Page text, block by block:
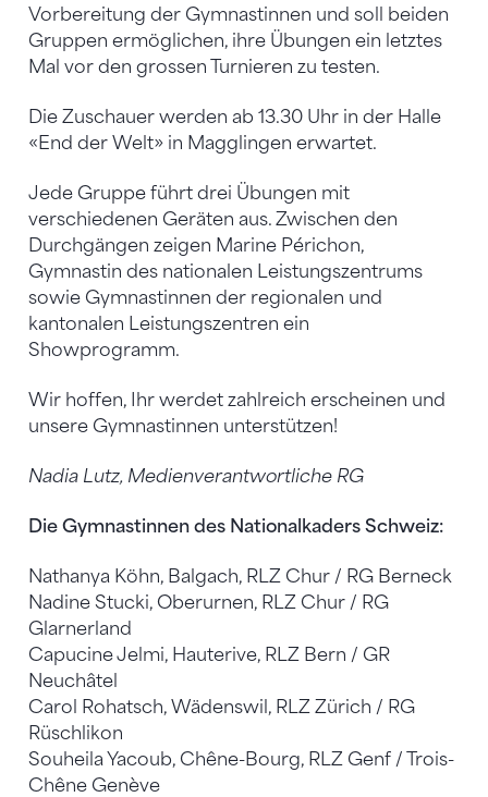
Vorbereitung der Gymnastinnen und soll beiden
Gruppen ermöglichen, ihre Übungen ein letztes
Mal vor den grossen Turnieren zu testen.
Die Zuschauer werden ab 13.30 Uhr in der Halle
«End der Welt» in Magglingen erwartet.
Jede Gruppe führt drei Übungen mit
verschiedenen Geräten aus. Zwischen den
Durchgängen zeigen Marine Périchon,
Gymnastin des nationalen Leistungszentrums
sowie Gymnastinnen der regionalen und
kantonalen Leistungszentren ein
Showprogramm.
Wir hoffen, Ihr werdet zahlreich erscheinen und
unsere Gymnastinnen unterstützen!
Nadia Lutz, Medienverantwortliche RG
Die Gymnastinnen des Nationalkaders Schweiz:
Nathanya Köhn, Balgach, RLZ Chur / RG Berneck
Nadine Stucki, Oberurnen, RLZ Chur / RG
Glarnerland
Capucine Jelmi, Hauterive, RLZ Bern / GR
Neuchâtel
Carol Rohatsch, Wädenswil, RLZ Zürich / RG
Rüschlikon
Souheila Yacoub, Chêne-Bourg, RLZ Genf / Trois-
Chêne Genève